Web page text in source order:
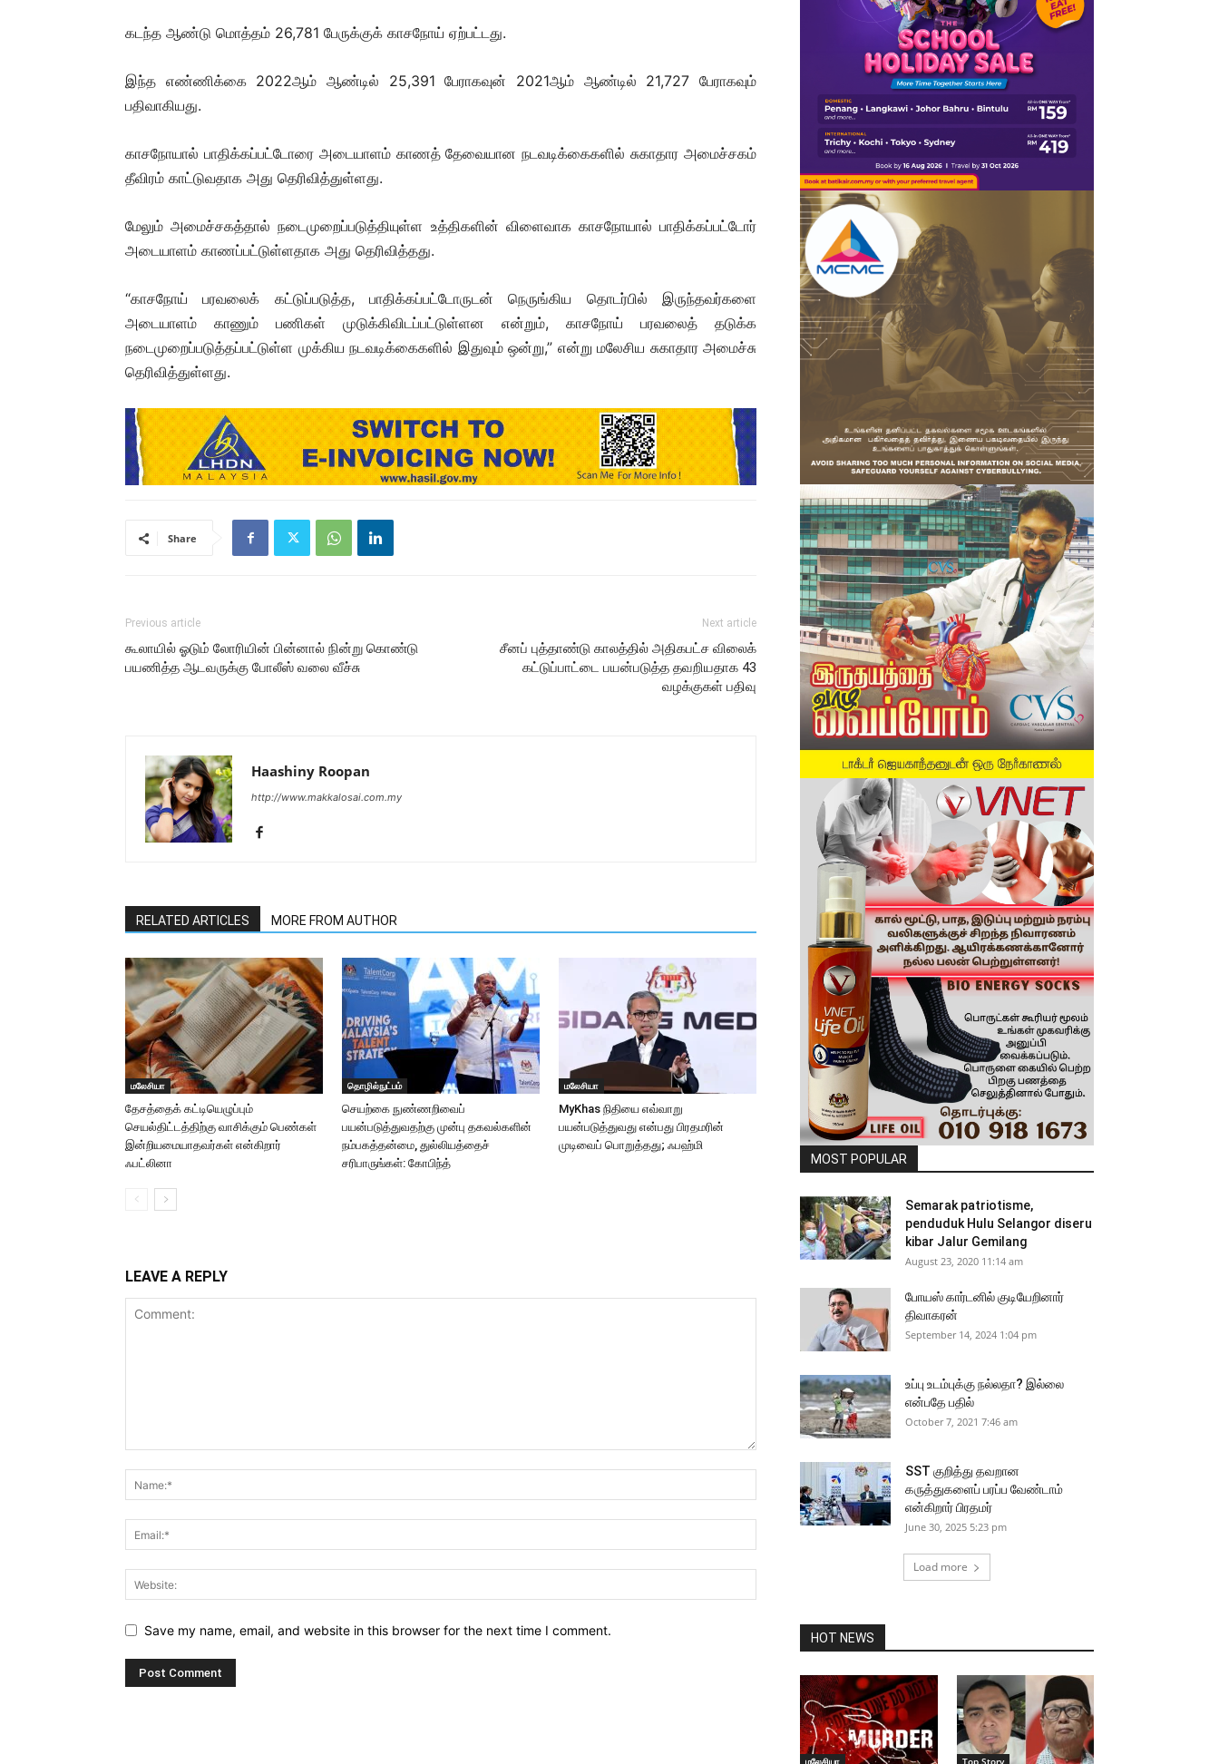
கடந்த ஆண்டு மொத்தம் 26,781 பேருக்குக் காசநோய் ஏற்பட்டது.
இந்த எண்ணிக்கை 2022ஆம் ஆண்டில் 25,391 பேராகவுன் 2021ஆம் ஆண்டில் 21,727 பேராகவும்
பதிவாகியது.
காசநோயால் பாதிக்கப்பட்டோரை அடையாளம் காணத் தேவையான நடவடிக்கைகளில் சுகாதார அமைச்சகம்
தீவிரம் காட்டுவதாக அது தெரிவித்துள்ளது.
மேலும் அமைச்சகத்தால் நடைமுறைப்படுத்தியுள்ள உத்திகளின் விளைவாக காசநோயால் பாதிக்கப்பட்டோர்
அடையாளம் காணப்பட்டுள்ளதாக அது தெரிவித்தது.
“காசநோய் பரவலைக் கட்டுப்படுத்த, பாதிக்கப்பட்டோருடன் நெருங்கிய தொடர்பில் இருந்தவர்களை
அடையாளம் காணும் பணிகள் முடுக்கிவிடப்பட்டுள்ளன என்றும், காசநோய் பரவலைத் தடுக்க
நடைமுறைப்படுத்தப்பட்டுள்ள முக்கிய நடவடிக்கைகளில் இதுவும் ஒன்று,” என்று மலேசிய சுகாதார அமைச்சு
தெரிவித்துள்ளது.
Share
Previous article
கூலாயில் ஓடும் லோரியின் பின்னால் நின்று கொண்டு
பயணித்த ஆடவருக்கு போலீஸ் வலை வீச்சு
Next article
சீனப் புத்தாண்டு காலத்தில் அதிகபட்ச விலைக்
கட்டுப்பாட்டை பயன்படுத்த தவறியதாக 43
வழக்குகள் பதிவு
Haashiny Roopan
http://www.makkalosai.com.my
RELATED ARTICLES MORE FROM AUTHOR
மலேசியா
தேசத்தைக் கட்டியெழுப்பும்
செயல்திட்டத்திற்கு வாசிக்கும் பெண்கள்
இன்றியமையாதவர்கள் என்கிறார்
ஃபட்லினா
தொழில்நுட்பம்
செயற்கை நுண்ணறிவைப்
பயன்படுத்துவதற்கு முன்பு தகவல்களின்
நம்பகத்தன்மை, துல்லியத்தைச்
சரிபாருங்கள்: கோபிந்த்
மலேசியா
MyKhas நிதியை எவ்வாறு
பயன்படுத்துவது என்பது பிரதமரின்
முடிவைப் பொறுத்தது; ஃபஹ்மி
LEAVE A REPLY
Save my name, email, and website in this browser for the next time I comment.
MOST POPULAR
Semarak patriotisme,
penduduk Hulu Selangor diseru
kibar Jalur Gemilang
August 23, 2020 11:14 am
போயஸ் கார்டனில் குடியேறினார்
திவாகரன்
September 14, 2024 1:04 pm
உப்பு உடம்புக்கு நல்லதா? இல்லை
என்பதே பதில்
October 7, 2021 7:46 am
SST குறித்து தவறான
கருத்துகளைப் பரப்ப வேண்டாம்
என்கிறார் பிரதமர்
June 30, 2025 5:23 pm
Load more
HOT NEWS
மலேசியா Top Story